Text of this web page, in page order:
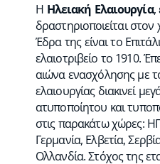
Η Ηλειακή Ελαιουργία,
δραστηριοποιείται
Έδρα της είναι το
ελαιοτριβείο το 1910.
αιώνα ενασχόλησης με
ελαιουργίας διακινεί
ατυποποίητου και
στις παρακάτω χώρες:
Γερμανία, Ελβετία,
Ολλανδία. Στόχος της